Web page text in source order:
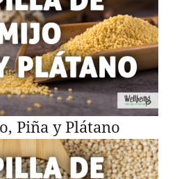
Piña y Plátano